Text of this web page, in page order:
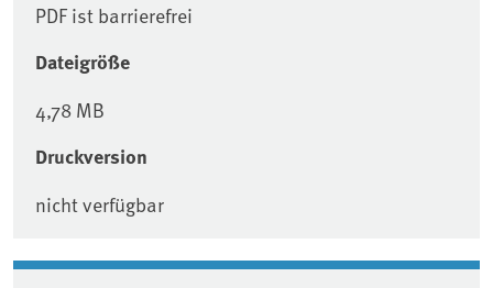
PDF ist barrierefrei
Dateigröße
4,78 MB
Druckversion
nicht verfügbar